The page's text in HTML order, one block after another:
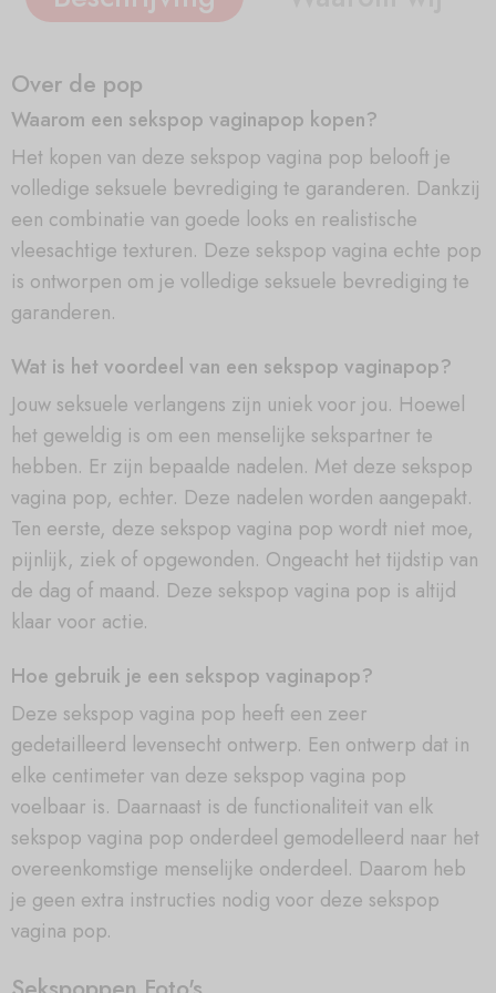
Over de pop
Waarom een sekspop vaginapop kopen?
Het kopen van deze sekspop vagina pop belooft je
volledige seksuele bevrediging te garanderen. Dankzij
een combinatie van goede looks en realistische
vleesachtige texturen. Deze sekspop vagina echte pop
is ontworpen om je volledige seksuele bevrediging te
garanderen.
Wat is het voordeel van een sekspop vaginapop?
Jouw seksuele verlangens zijn uniek voor jou. Hoewel
het geweldig is om een menselijke sekspartner te
hebben. Er zijn bepaalde nadelen. Met deze sekspop
vagina pop, echter. Deze nadelen worden aangepakt.
Ten eerste, deze sekspop vagina pop wordt niet moe,
pijnlijk, ziek of opgewonden. Ongeacht het tijdstip van
de dag of maand. Deze sekspop vagina pop is altijd
klaar voor actie.
Hoe gebruik je een sekspop vaginapop?
Deze sekspop vagina pop heeft een zeer
gedetailleerd levensecht ontwerp. Een ontwerp dat in
elke centimeter van deze sekspop vagina pop
voelbaar is. Daarnaast is de functionaliteit van elk
sekspop vagina pop onderdeel gemodelleerd naar het
overeenkomstige menselijke onderdeel. Daarom heb
je geen extra instructies nodig voor deze sekspop
vagina pop.